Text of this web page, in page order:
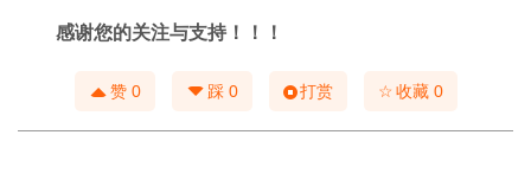
感谢您的关注与支持 ！ ！ ！
赞 0 踩 0 打赏 ☆收藏 0